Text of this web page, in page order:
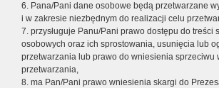
6. Pana/Pani dane osobowe będą przetwarzane
i w zakresie niezbędnym do realizacji celu
7. przysługuje Panu/Pani prawo dostępu do treści
osobowych oraz ich sprostowania, usunięcia lub
przetwarzania lub prawo do wniesienia sprzeciwu
przetwarzania,
8. ma Pan/Pani prawo wniesienia skargi do